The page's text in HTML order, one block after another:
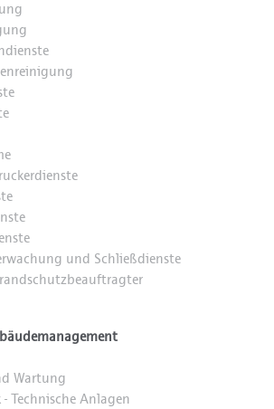
und Schließdienste
Wartung
Technische Anlagen